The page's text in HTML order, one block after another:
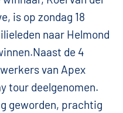
is op zondag 18
naar Helmond
Naast de 4
van Apex
tour deelgenomen.
geworden, prachtig